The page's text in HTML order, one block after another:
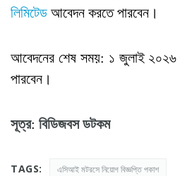
লিমিটেড আবেদন করতে পারবেন।
আবেদনের শেষ সময়: ১ জুলাই ২০২৬
পারবেন।
সূত্র: বিডিজবস ডটকম
TAGS: এসিআই মটরসে নিয়োগ বিজ্ঞপ্তি পকাশ